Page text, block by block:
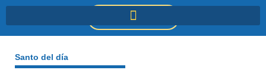
DONACIONES
Santo del día